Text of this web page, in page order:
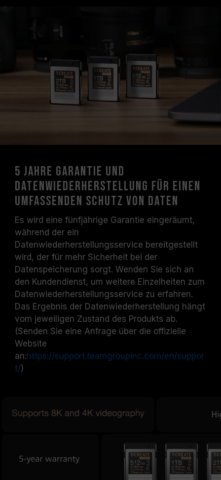
5 Jahre Garantie und
Datenwiederherstellung für einen
umfassenden Schutz von Daten
Es wird eine fünfjährige Garantie eingeräumt,
während der ein
Datenwiederherstellungsservice bereitgestellt
wird, der für mehr Sicherheit bei der
Datenspeicherung sorgt. Wenden Sie sich an
den Kundendienst, um weitere Einzelheiten zum
Datenwiederherstellungsservice zu erfahren.
Das Ergebnis der Datenwiederherstellung hängt
vom jeweiligen Zustand des Produkts ab.
(Senden Sie eine Anfrage über die offizielle
Website
an:https://support.teamgroupinc.com/en/suppor
t/)